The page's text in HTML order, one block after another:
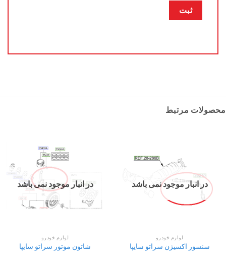
محصولات مرتبط
در انبار موجود نمی باشد
لوازم خودرو
سنسور اکسیژن سراتو سایپا
در انبار موجود نمی باشد
لوازم خودرو
شاتون موتور سراتو سایپا